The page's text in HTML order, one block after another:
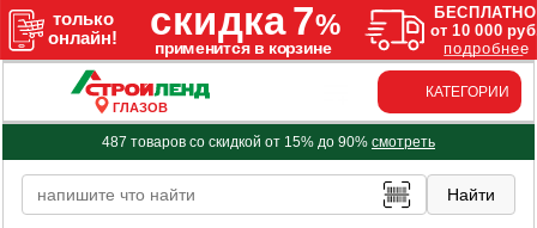
ГЛАЗОВ
КАТЕГОРИИ
487 товаров со скидкой от 15% до 90% смотреть